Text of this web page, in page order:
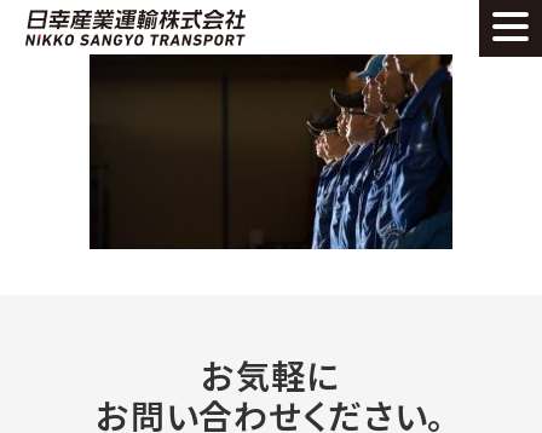
お気軽に
お問い合わせください。